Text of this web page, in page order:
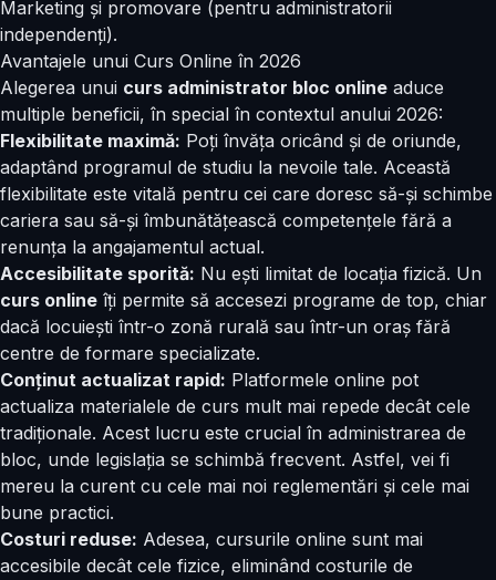
Marketing și promovare (pentru administratorii
independenți).
Avantajele unui Curs Online în 2026
Alegerea unui curs administrator bloc online aduce
multiple beneficii, în special în contextul anului 2026:
Flexibilitate maximă: Poți învăța oricând și de oriunde,
adaptând programul de studiu la nevoile tale. Această
flexibilitate este vitală pentru cei care doresc să-și schimbe
cariera sau să-și îmbunătățească competențele fără a
renunța la angajamentul actual.
Accesibilitate sporită: Nu ești limitat de locația fizică. Un
curs online îți permite să accesezi programe de top, chiar
dacă locuiești într-o zonă rurală sau într-un oraș fără
centre de formare specializate.
Conținut actualizat rapid: Platformele online pot
actualiza materialele de curs mult mai repede decât cele
tradiționale. Acest lucru este crucial în administrarea de
bloc, unde legislația se schimbă frecvent. Astfel, vei fi
mereu la curent cu cele mai noi reglementări și cele mai
bune practici.
Costuri reduse: Adesea, cursurile online sunt mai
accesibile decât cele fizice, eliminând costurile de